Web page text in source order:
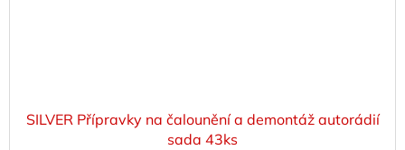
SILVER Přípravky na čalounění a demontáž autorádií
sada 43ks